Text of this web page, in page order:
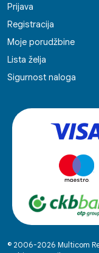
Prijava
Registracija
Moje porudžbine
Lista želja
Sigurnost naloga
© 2006-2026 Multicom